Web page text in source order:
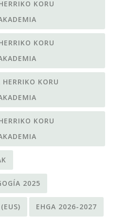
KORU
KORU
KORU
KORU
2025
EHGA 2026-2027